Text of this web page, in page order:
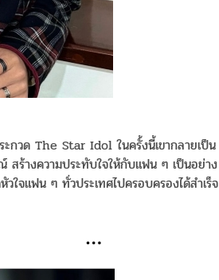
ะกวด The Star Idol ในครั้งนี้เขากลายเป็น
สร้างความประทับใจให้กับแฟน ๆ เป็นอย่าง
วใจแฟน ๆ ทั่วประเทศไปครอบครองได้สำเร็จ